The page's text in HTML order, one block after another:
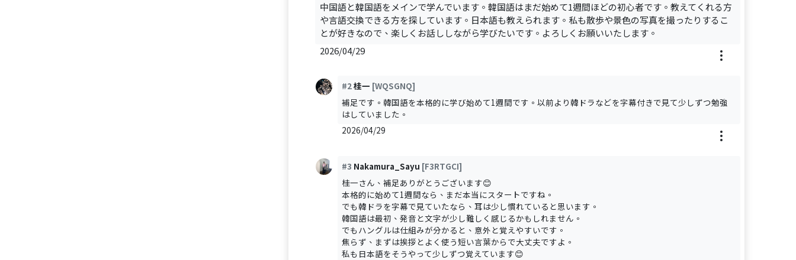
中国語と韓国語をメインで学んでいます。韓国語はまだ始めて1週間ほどの初心者です。教えてくれる方
や言語交換できる方を探しています。日本語も教えられます。私も散歩や景色の写真を撮ったりするこ
とが好きなので、楽しくお話ししながら学びたいです。よろしくお願いいたします。
2026/04/29
#2桂一 [WQSGNQ]
補足です。韓国語を本格的に学び始めて1週間です。以前より韓ドラなどを字幕付きで見て少しずつ勉強
はしていました。
2026/04/29
#3 Nakamura_Sayu [F3RTGCI]
桂一さん、補足ありがとうございます😊
本格的に始めて1週間なら、まだ本当にスタートですね。
でも韓ドラを字幕で見ていたなら、耳は少し慣れていると思います。
韓国語は最初、発音と文字が少し難しく感じるかもしれません。
でもハングルは仕組みが分かると、意外と覚えやすいです。
焦らず、まずは挨拶とよく使う短い言葉からで大丈夫ですよ。
私も日本語をそうやって少しずつ覚えています😊